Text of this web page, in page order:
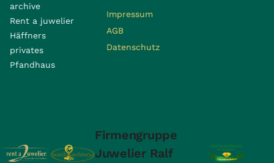
archive
Rent a juwelier
Häffners
privates
Pfandhaus
Impressum
AGB
Datenschutz
Firmengruppe
Juwelier Ralf